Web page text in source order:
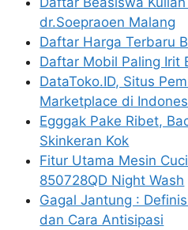
dr.Soepraoen Malang
Daftar Harga Terbaru
Daftar Mobil Paling Irit
DataToko.ID, Situs
Marketplace di
Egggak Pake Ribet,
Skinkeran Kok
Fitur Utama Mesin
850728QD Night Wash
Gagal Jantung :
dan Cara Antisipasi